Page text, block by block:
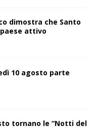
dimostra che Santo
attivo
10 agosto parte
tornano le “Notti del